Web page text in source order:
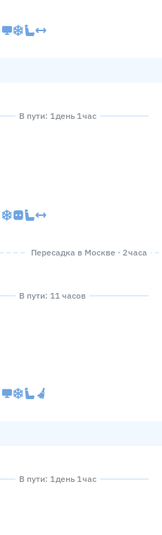
В пути: 1 день 1 час
Пересадка в Москве · 2 часа
В пути: 11 часов
В пути: 1 день 1 час